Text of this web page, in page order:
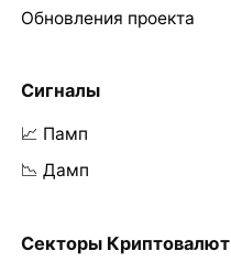
Обновления проекта
Сигналы
📈 Памп
📉 Дамп
Секторы Криптовалют